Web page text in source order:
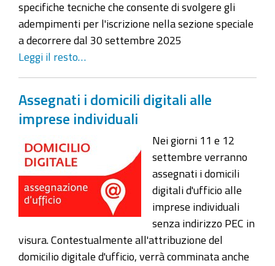
specifiche tecniche che consente di svolgere gli
adempimenti per l'iscrizione nella sezione speciale
a decorrere dal 30 settembre 2025
Leggi il resto…
Assegnati i domicili digitali alle
imprese individuali
Nei giorni 11 e 12
settembre verranno
assegnati i domicili
digitali d'ufficio alle
imprese individuali
senza indirizzo PEC in
visura. Contestualmente all'attribuzione del
domicilio digitale d'ufficio, verrà comminata anche